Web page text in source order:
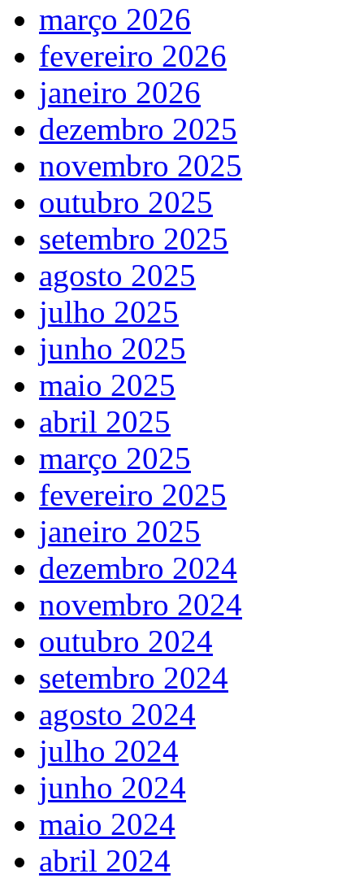
março 2026
fevereiro 2026
janeiro 2026
dezembro 2025
novembro 2025
outubro 2025
setembro 2025
agosto 2025
julho 2025
junho 2025
maio 2025
abril 2025
março 2025
fevereiro 2025
janeiro 2025
dezembro 2024
novembro 2024
outubro 2024
setembro 2024
agosto 2024
julho 2024
junho 2024
maio 2024
abril 2024